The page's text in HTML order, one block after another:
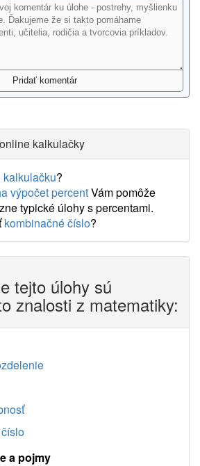
kalkulačky
kalkulačku?
výpočet percentVám pomôže
typické úlohy s percentami.
kombinačné číslo?
tejto úlohy sú
znalosti z matematiky:
a pojmy